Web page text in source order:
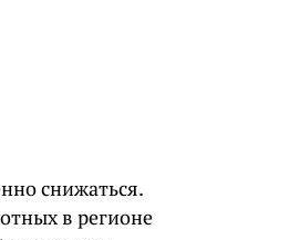
снижаться.
в регионе